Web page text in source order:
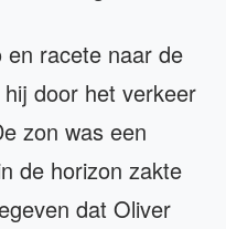
racete naar de
door het verkeer
zon was een
de horizon zakte
dat Oliver